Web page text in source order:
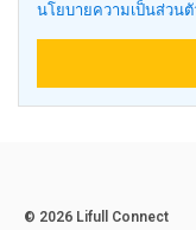
นโยบายความเป็นส่วนตั
© 2026 Lifull Connect